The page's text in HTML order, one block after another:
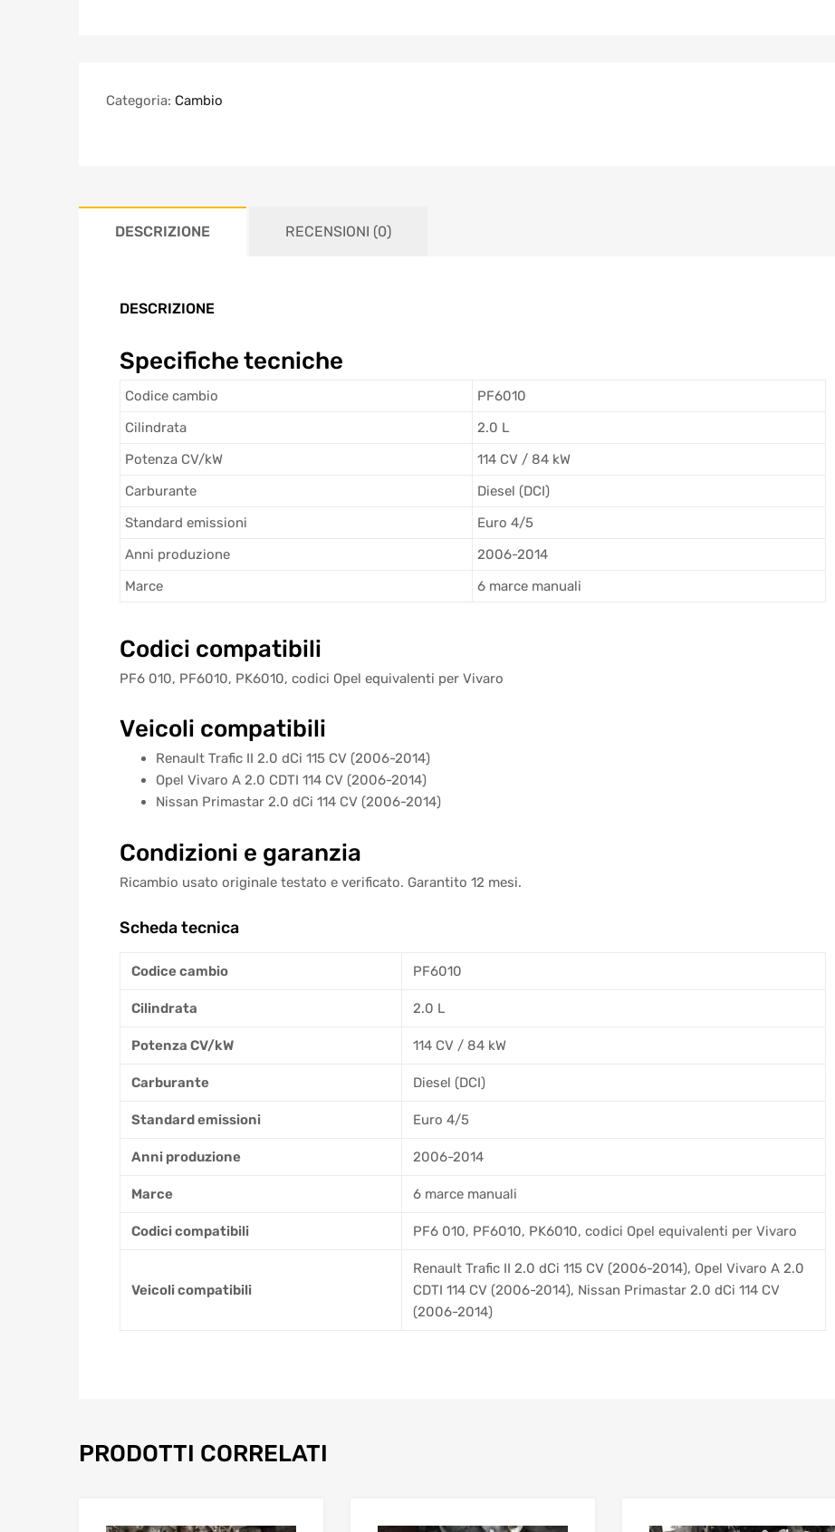
Categoria: Cambio
DESCRIZIONE RECENSIONI (0)
DESCRIZIONE
Specifiche tecniche
Codice cambio
PF6010
Cilindrata
2.0 L
Potenza CV/kW
114 CV / 84 kW
Carburante
Diesel (DCI)
Standard emissioni
Euro 4/5
Anni produzione
2006-2014
Marce
6 marce manuali
Codici compatibili
PF6 010, PF6010, PK6010, codici Opel equivalenti per Vivaro
Veicoli compatibili
Renault Trafic II 2.0 dCi 115 CV (2006-2014)
Opel Vivaro A 2.0 CDTI 114 CV (2006-2014)
Nissan Primastar 2.0 dCi 114 CV (2006-2014)
Condizioni e garanzia
Ricambio usato originale testato e verificato. Garantito 12 mesi.
Scheda tecnica
Codice cambio PF6010
Cilindrata 2.0 L
Potenza CV/kW 114 CV / 84 kW
Carburante Diesel (DCI)
Standard emissioni Euro 4/5
Anni produzione 2006-2014
Marce 6 marce manuali
Codici compatibili PF6 010, PF6010, PK6010, codici Opel equivalenti per Vivaro
Veicoli compatibili
Renault Trafic II 2.0 dCi 115 CV (2006-2014), Opel Vivaro A 2.0
CDTI 114 CV (2006-2014), Nissan Primastar 2.0 dCi 114 CV
(2006-2014)
PRODOTTI CORRELATI